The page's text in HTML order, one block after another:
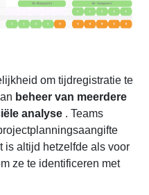
om tijdregistratie te
beheer van meerdere
analyse . Teams
is altijd hetzelfde als voor
ze te identificeren met